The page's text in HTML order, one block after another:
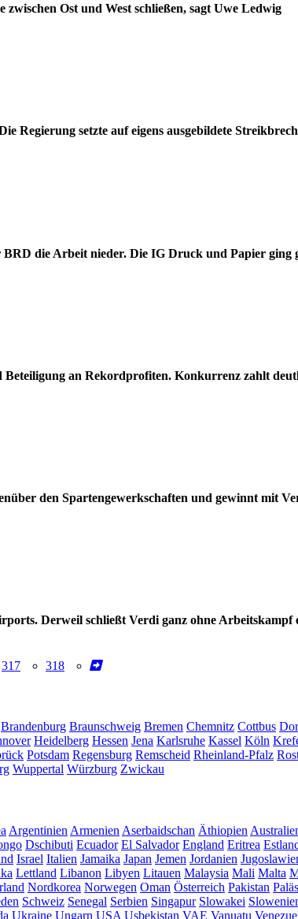
Ost und West schließen, sagt Uwe Ledwig
Regierung setzte auf eigens ausgebildete
die Arbeit nieder. Die IG Druck und Papier
an Rekordprofiten. Konkurrenz zahlt
den Spartengewerkschaften und gewinnt mit
Derweil schließt Verdi ganz ohne
317 318
Brandenburg Braunschweig Bremen Chemnitz Cottbus
Heidelberg Hessen Jena Karlsruhe Kassel Köln
Potsdam Regensburg Remscheid Rheinland-Pfalz
Wuppertal Würzburg Zwickau
Argentinien Armenien Aserbaidschan Äthiopien
Dschibuti Ecuador El Salvador England Eritrea
Israel Italien Jamaika Japan Jemen Jordanien
Lettland Libanon Libyen Litauen Malaysia Mali Malta
Nordkorea Norwegen Oman Österreich Pakistan
Schweiz Senegal Serbien Singapur Slowakei
Ukraine Ungarn USA Usbekistan VAE Vanuatu